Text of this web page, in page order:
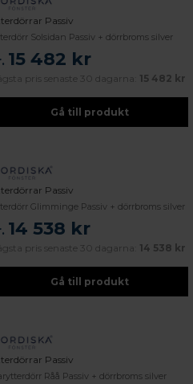
Passiv
Solsidan Passiv + dörrbroms silver
15 482 kr
pris senaste 30 dagarna: 15 482 kr
Gå till produkt
Passiv
Glimminge Passiv + dörrbroms silver
14 538 kr
pris senaste 30 dagarna: 14 538 kr
Gå till produkt
Passiv
Råå Passiv + dörrbroms silver